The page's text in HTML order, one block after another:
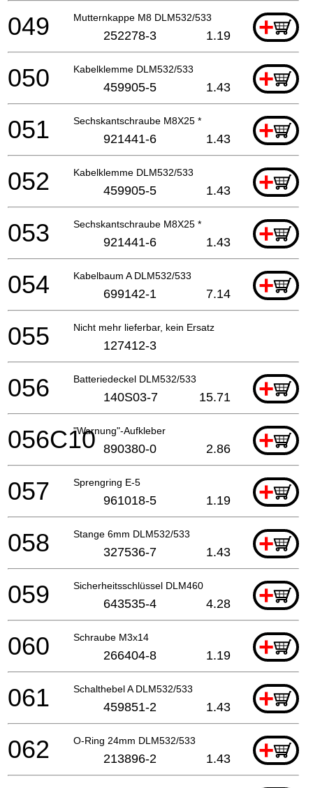
Mutternkappe M8 DLM532/533 +
049 252278-3 1.19
Kabelklemme DLM532/533 +
050 459905-5 1.43
Sechskantschraube M8X25 * +
051 921441-6 1.43
Kabelklemme DLM532/533 +
052 459905-5 1.43
Sechskantschraube M8X25 * +
053 921441-6 1.43
Kabelbaum A DLM532/533 +
054 699142-1 7.14
Nicht mehr lieferbar, kein Ersatz
055 127412-3
Batteriedeckel DLM532/533 +
056 140S03-7 15.71
"Warnung"-Aufkleber +
056C10 890380-0 2.86
Sprengring E-5 +
057 961018-5 1.19
Stange 6mm DLM532/533 +
058 327536-7 1.43
Sicherheitsschlüssel DLM460 +
059 643535-4 4.28
Schraube M3x14 +
060 266404-8 1.19
Schalthebel A DLM532/533 +
061 459851-2 1.43
O-Ring 24mm DLM532/533 +
062 213896-2 1.43